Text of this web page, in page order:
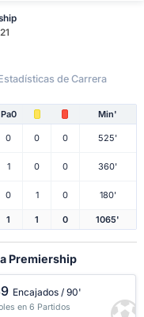
de Carrera
Pa0 Min'
0 0 0 525'
1 0 0 360'
0 1 0 180'
1 1 0 1065'
Premiership
Encajados / 90'
en 6 Partidos